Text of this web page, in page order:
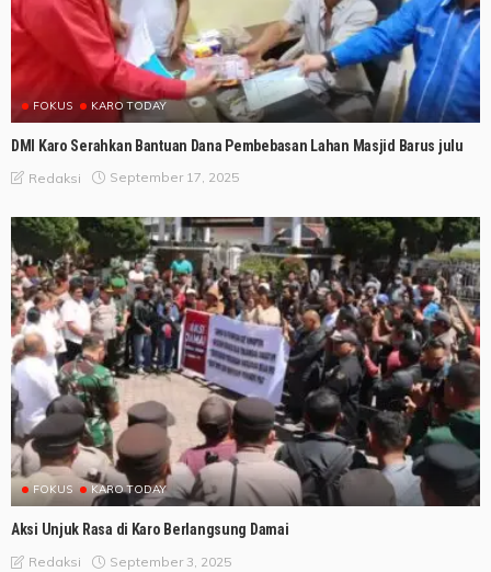
FOKUS KARO TODAY
DMI Karo Serahkan Bantuan Dana Pembebasan Lahan Masjid Barus julu
Redaksi September 17, 2025
FOKUS KARO TODAY
Aksi Unjuk Rasa di Karo Berlangsung Damai
Redaksi September 3, 2025